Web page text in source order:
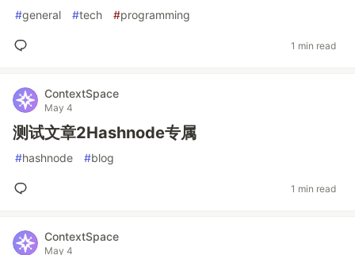
#general #tech #programming
1 min read
ContextSpace
May 4
测试文章2Hashnode专属
#hashnode #blog
1 min read
ContextSpace
May 4